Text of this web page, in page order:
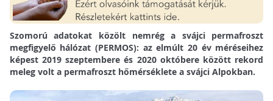
Szomorú adatokat közölt nemrég a svájci permafroszt
megfigyelő hálózat (PERMOS): az elmúlt 20 év méréseihez
képest 2019 szeptembere és 2020 októbere között rekord
meleg volt a permafroszt hőmérséklete a svájci Alpokban.